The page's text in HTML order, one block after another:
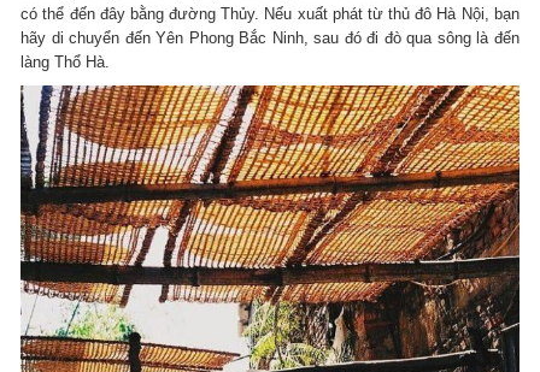
có thể đến đây bằng đường Thủy. Nếu xuất phát từ thủ đô Hà Nội, bạn
hãy di chuyển đến Yên Phong Bắc Ninh, sau đó đi đò qua sông là đến
làng Thổ Hà.